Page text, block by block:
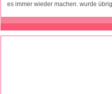
es immer wieder machen. wurde